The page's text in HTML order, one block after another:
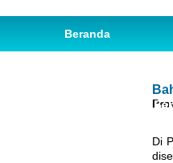
Beranda
Ihwal Pemetaan
Di